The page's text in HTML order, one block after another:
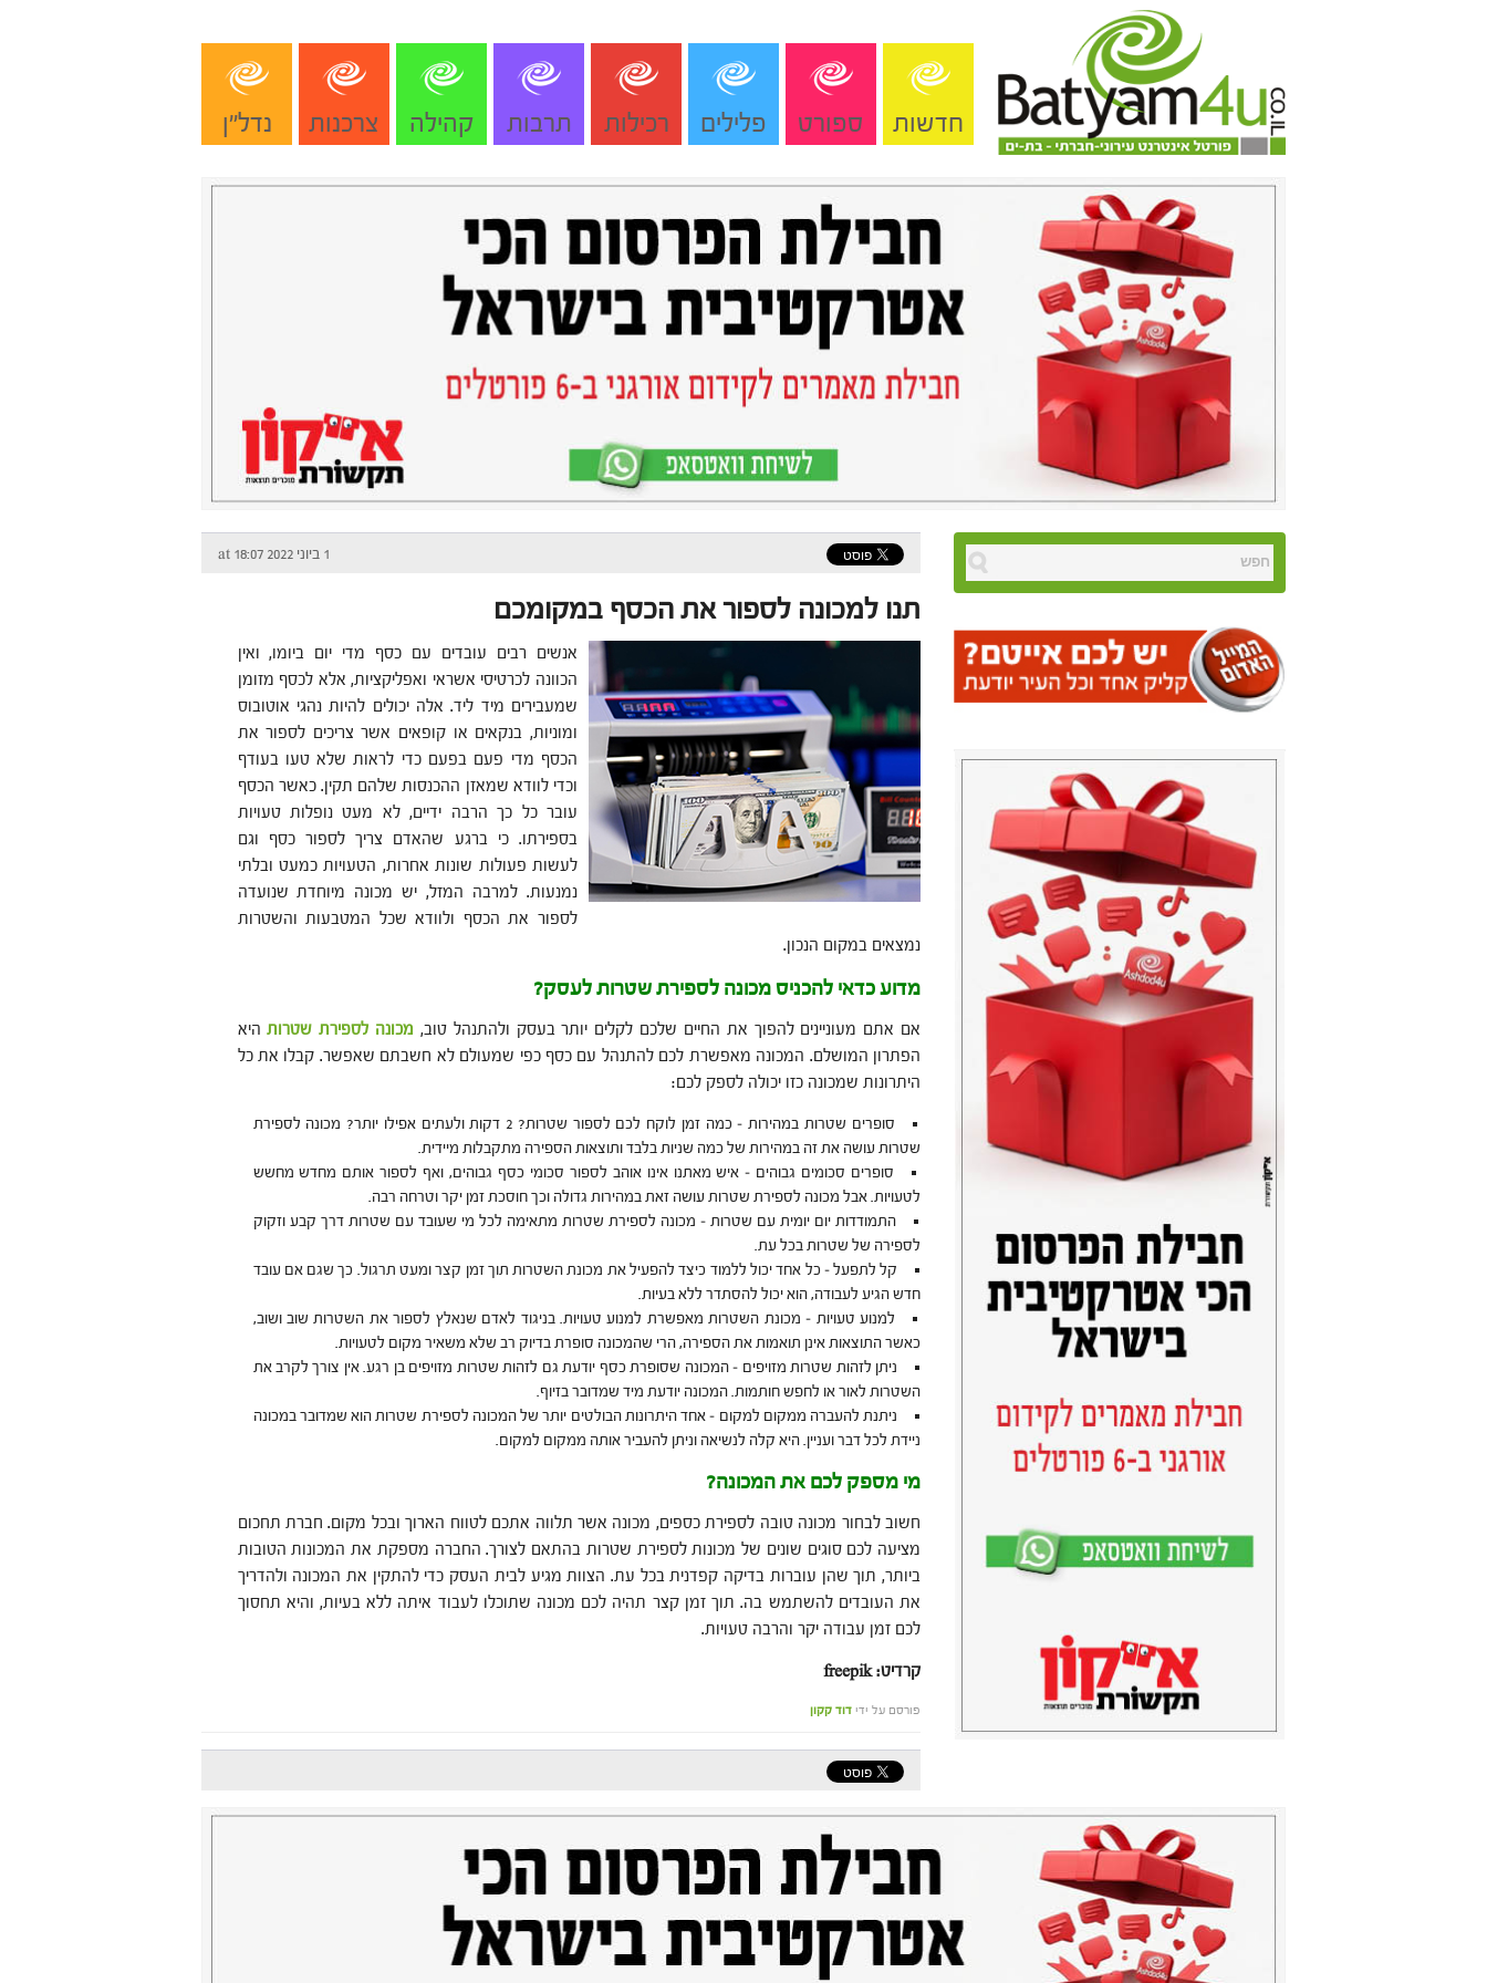
חדשות ספורט פלילים רכילות תרבות קהילה צרכנות נדל"ן
1 ביוני 2022 at 18:07
תנו למכונה לספור את הכסף במקומכם
אנשים רבים עובדים עם כסף מדי יום ביומו, ואין
הכוונה לכרטיסי אשראי ואפליקציות, אלא לכסף מזומן
שמעבירים מיד ליד. אלה יכולים להיות נהגי אוטובוס
ומוניות, בנקאים או קופאים אשר צריכים לספור את
הכסף מדי פעם בפעם כדי לראות שלא טעו בעודף
וכדי לוודא שמאזן ההכנסות שלהם תקין. כאשר הכסף
עובר כל כך הרבה ידיים, לא מעט נופלות טעויות
בספירתו. כי ברגע שהאדם צריך לספור כסף וגם
לעשות פעולות שונות אחרות, הטעויות כמעט ובלתי
נמנעות. למרבה המזל, יש מכונה מיוחדת שנועדה
לספור את הכסף ולוודא שכל המטבעות והשטרות
נמצאים במקום הנכון.
מדוע כדאי להכניס מכונה לספירת שטרות לעסק?
אם אתם מעוניינים להפוך את החיים שלכם לקלים יותר בעסק ולהתנהל טוב, מכונה לספירת שטרותהיא
הפתרון המושלם. המכונה מאפשרת לכם להתנהל עם כסף כפי שמעולם לא חשבתם שאפשר. קבלו את כל
היתרונות שמכונה כזו יכולה לספק לכם:
סופרים שטרות במהירות – כמה זמן לוקח לכם לספור שטרות? 2 דקות ולעתים אפילו יותר? מכונה לספירת
שטרות עושה את זה במהירות של כמה שניות בלבד ותוצאות הספירה מתקבלות מיידית.
סופרים סכומים גבוהים – איש מאתנו אינו אוהב לספור סכומי כסף גבוהים, ואף לספור אותם מחדש מחשש
לטעויות. אבל מכונה לספירת שטרות עושה זאת במהירות גדולה וכך חוסכת זמן יקר וטרחה רבה.
התמודדות יום יומית עם שטרות – מכונה לספירת שטרות מתאימה לכל מי שעובד עם שטרות דרך קבע וזקוק
לספירה של שטרות בכל עת.
קל לתפעל – כל אחד יכול ללמוד כיצד להפעיל את מכונת השטרות תוך זמן קצר ומעט תרגול. כך שגם אם עובד
חדש הגיע לעבודה, הוא יכול להסתדר ללא בעיות.
למנוע טעויות – מכונת השטרות מאפשרת למנוע טעויות. בניגוד לאדם שנאלץ לספור את השטרות שוב ושוב,
כאשר התוצאות אינן תואמות את הספירה, הרי שהמכונה סופרת בדיוק רב שלא משאיר מקום לטעויות.
ניתן לזהות שטרות מזויפים – המכונה שסופרת כסף יודעת גם לזהות שטרות מזויפים בן רגע. אין צורך לקרב את
השטרות לאור או לחפש חותמות. המכונה יודעת מיד שמדובר בזיוף.
ניתנת להעברה ממקום למקום – אחד היתרונות הבולטים יותר של המכונה לספירת שטרות הוא שמדובר במכונה
ניידת לכל דבר ועניין. היא קלה לנשיאה וניתן להעביר אותה ממקום למקום.
מי מספק לכם את המכונה?
חשוב לבחור מכונה טובה לספירת כספים, מכונה אשר תלווה אתכם לטווח הארוך ובכל מקום. חברת תחכום
מציעה לכם סוגים שונים של מכונות לספירת שטרות בהתאם לצורך. החברה מספקת את המכונות הטובות
ביותר, תוך שהן עוברות בדיקה קפדנית בכל עת. הצוות מגיע לבית העסק כדי להתקין את המכונה ולהדריך
את העובדים להשתמש בה. תוך זמן קצר תהיה לכם מכונה שתוכלו לעבוד איתה ללא בעיות, והיא תחסוך
לכם זמן עבודה יקר והרבה טעויות.
קרדיט: freepik
פורסם על ידי דוד קקון